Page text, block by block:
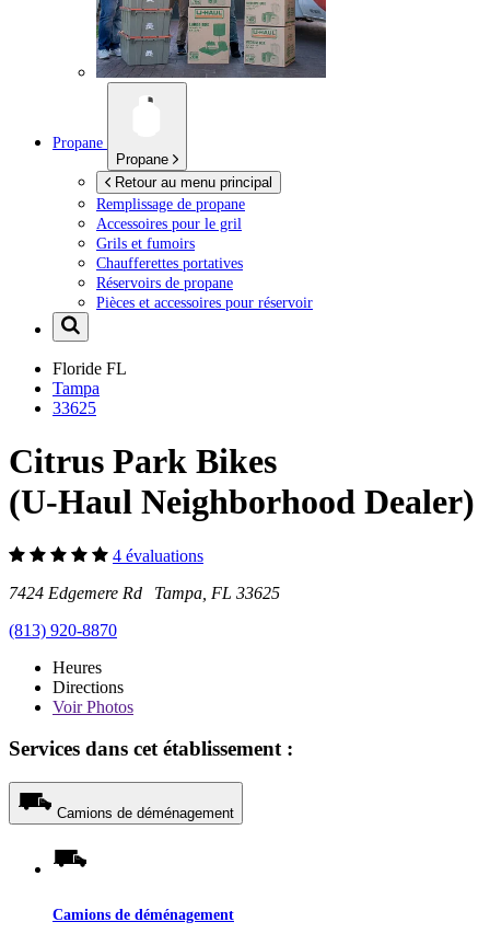
Propane
Propane
Retour au menu principal
Remplissage de propane
Accessoires pour le gril
Grils et fumoirs
Chaufferettes portatives
Réservoirs de propane
Pièces et accessoires pour réservoir
Floride FL
Tampa
33625
Citrus Park Bikes
(U-Haul Neighborhood Dealer)
4 évaluations
7424 Edgemere Rd Tampa, FL 33625
(813) 920-8870
Heures
Directions
VoirPhotos
Services dans cet établissement :
Camions de déménagement
Camions de déménagement